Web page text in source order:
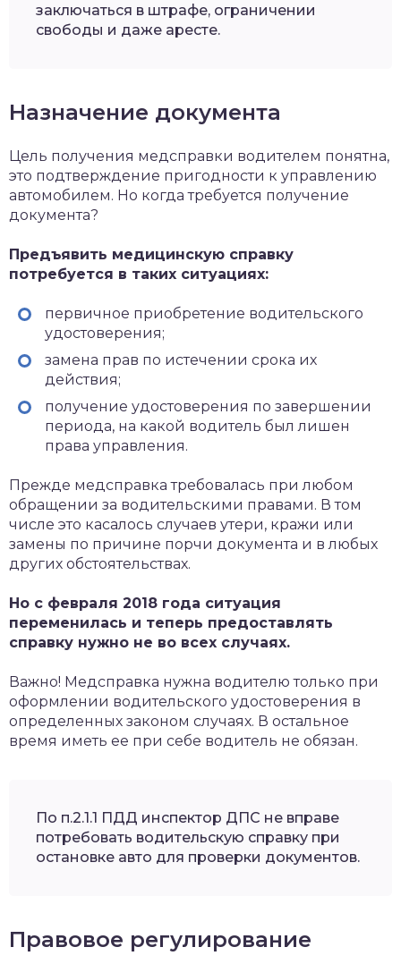
заключаться в штрафе, ограничении
свободы и даже аресте.
Назначение документа
Цель получения медсправки водителем понятна,
это подтверждение пригодности к управлению
автомобилем. Но когда требуется получение
документа?
Предъявить медицинскую справку
потребуется в таких ситуациях:
первичное приобретение водительского
удостоверения;
замена прав по истечении срока их
действия;
получение удостоверения по завершении
периода, на какой водитель был лишен
права управления.
Прежде медсправка требовалась при любом
обращении за водительскими правами. В том
числе это касалось случаев утери, кражи или
замены по причине порчи документа и в любых
других обстоятельствах.
Но с февраля 2018 года ситуация
переменилась и теперь предоставлять
справку нужно не во всех случаях.
Важно! Медсправка нужна водителю только при
оформлении водительского удостоверения в
определенных законом случаях. В остальное
время иметь ее при себе водитель не обязан.
По п.2.1.1 ПДД инспектор ДПС не вправе
потребовать водительскую справку при
остановке авто для проверки документов.
Правовое регулирование